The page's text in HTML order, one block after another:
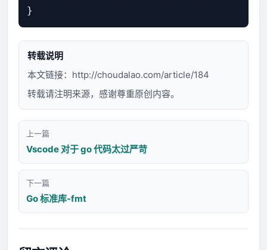
转载说明
本文链接： http://choudalao.com/article/184
转载请注明来源，感谢尊重原创内容。
上一篇
Vscode 对于 go 代码太过严苛
下一篇
Go 标准库-fmt